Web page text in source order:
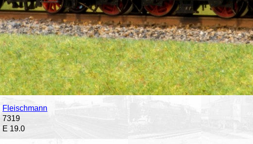
Fleischmann
7319
E 19.0